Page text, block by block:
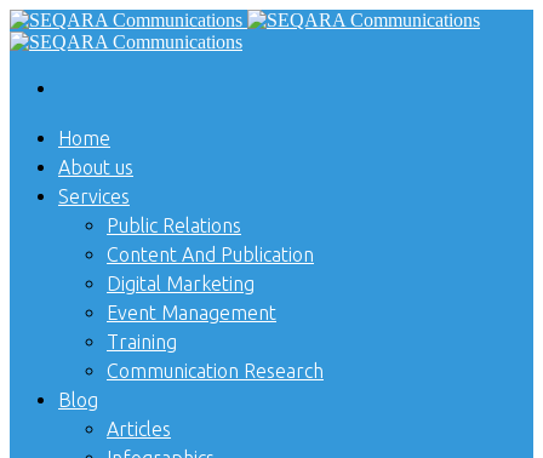
Home
About us
Services
Public Relations
Content And Publication
Digital Marketing
Event Management
Training
Communication Research
Blog
Articles